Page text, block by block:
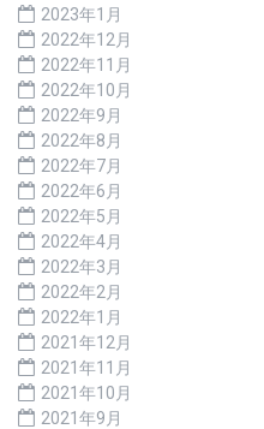
2023年1月
2022年12月
2022年11月
2022年10月
2022年9月
2022年8月
2022年7月
2022年6月
2022年5月
2022年4月
2022年3月
2022年2月
2022年1月
2021年12月
2021年11月
2021年10月
2021年9月